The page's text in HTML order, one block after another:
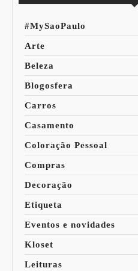
#MySaoPaulo
Arte
Beleza
Blogosfera
Carros
Casamento
Coloração Pessoal
Compras
Decoração
Etiqueta
Eventos e novidades
Kloset
Leituras